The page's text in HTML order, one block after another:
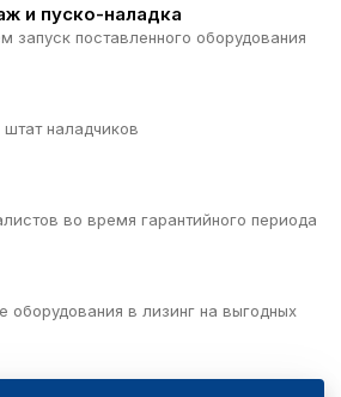
и пуско-наладка
запуск поставленного оборудования
наладчиков
во время гарантийного периода
оборудования в лизинг на выгодных